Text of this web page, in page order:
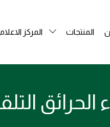
المنتجات المركز